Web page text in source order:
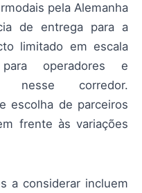
pela Alemanha
de entrega para a
limitado em escala
operadores e
nesse corredor.
escolha de parceiros
frente às variações
a considerar incluem